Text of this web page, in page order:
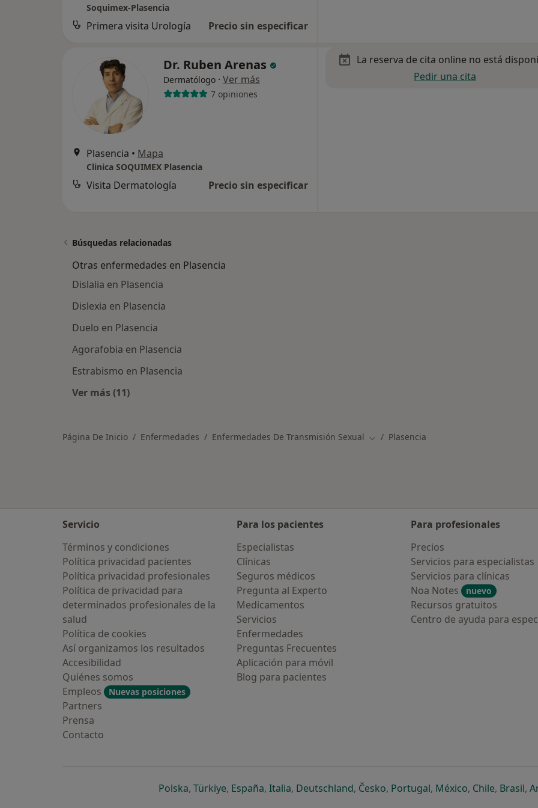
Soquimex-Plasencia
Primera visita Urología Precio sin especificar
Dr. Ruben Arenas
Dermatólogo · Ver más
7 opiniones
Plasencia • Mapa
Clinica SOQUIMEX Plasencia
Visita Dermatología Precio sin especificar
La reserva de cita online no está
Pedir una cita
Búsquedas relacionadas
Otras enfermedades en Plasencia
Dislalia en Plasencia
Dislexia en Plasencia
Duelo en Plasencia
Agorafobia en Plasencia
Estrabismo en Plasencia
Ver más (11)
Página De Inicio Enfermedades Enfermedades De Transmisión Sexual Cambiar de ciudad
Plasencia
Servicio
Términos y condiciones
Política privacidad pacientes
Política privacidad profesionales
Política de privacidad para
determinados profesionales de la
salud
Política de cookies
Así organizamos los resultados
Accesibilidad
Quiénes somos
Empleos
Nuevas posiciones
Partners
Prensa
Contacto
Para los pacientes
Especialistas
Clínicas
Seguros médicos
Pregunta al Experto
Medicamentos
Servicios
Enfermedades
Preguntas Frecuentes
Aplicación para móvil
Blog para pacientes
Para profesionales
Precios
Servicios para especialistas
Servicios para clínicas
Noa Notes
nuevo
Recursos gratuitos
Centro de ayuda para
Polskase abre en una nueva pestaña
, Türkiyese abre en una nueva pestaña
, Españase abre en una nueva pestaña
, Italiase abre en una nueva pestaña
, Deutschlandse abre en una nueva pestaña
, Českose abre en una nueva pestaña
, Portugalse abre en una nueva
, Méxicose abre en una
, Chilese abre
, Brasilse
,